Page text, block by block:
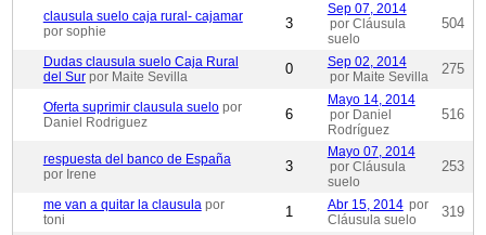
clausula suelo caja rural- cajamar
por sophie
3
Sep 07, 2014
por Cláusula
suelo
504
Dudas clausula suelo Caja Rural
del Sur por Maite Sevilla 0
Sep 02, 2014
por Maite Sevilla
275
Oferta suprimir clausula suelo por
Daniel Rodriguez
6
Mayo 14, 2014
por Daniel
Rodríguez
516
respuesta del banco de España
por Irene
3
Mayo 07, 2014
por Cláusula
suelo
253
me van a quitar la clausula por
toni
1 Abr 15, 2014 por
Cláusula suelo
319